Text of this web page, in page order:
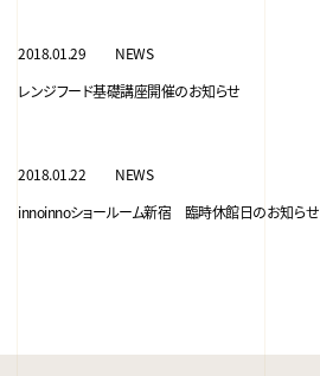
2018.01.29
NEWS
レンジフード基礎講座開催のお知らせ
2018.01.22
NEWS
innoinnoショールーム新宿 臨時休館日のお知らせ